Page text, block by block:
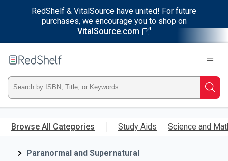
RedShelf & VitalSource have united! For future
purchases, we encourage you to shop on
VitalSource.com
main
RedShelf
Type
ISBN,
Title,
Browse All Categories Study Aids Science and
Paranormal and Supernatural